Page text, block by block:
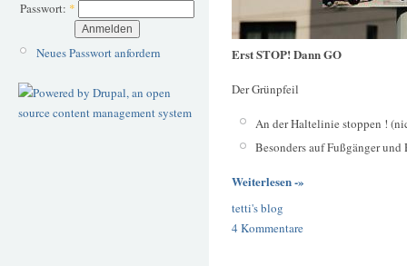
Passwort: *
Neues Passwort anfordern Erst STOP! Dann GO
Der Grünpfeil
An der Haltelinie stoppen !
Besonders auf Fußgänger und
Weiterlesen -»
tetti's blog
4 Kommentare